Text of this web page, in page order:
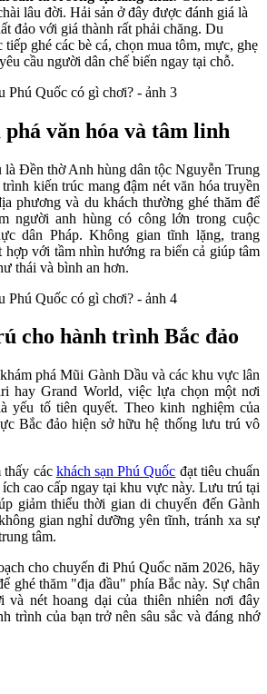
lâu đời. Hải sản ở đây được đánh giá là
đảo với giá thành rất phải chăng. Du
tiếp ghé các bè cá, chọn mua tôm, mực, ghẹ
cầu người dân chế biến ngay tại chỗ.
văn hóa và tâm linh
là Đền thờ Anh hùng dân tộc Nguyễn Trung
kiến trúc mang đậm nét văn hóa truyền
phương và du khách thường ghé thăm để
người anh hùng có công lớn trong cuộc
dân Pháp. Không gian tĩnh lặng, trang
hợp với tầm nhìn hướng ra biển cả giúp tâm
thái và bình an hơn.
cho hành trình Bắc đảo
phá Mũi Gành Dầu và các khu vực lân
hay Grand World, việc lựa chọn một nơi
yếu tố tiên quyết. Theo kinh nghiệm của
Bắc đảo hiện sở hữu hệ thống lưu trú vô
thấy các khách sạn Phú Quốc đạt tiêu chuẩn
cao cấp ngay tại khu vực này. Lưu trú tại
giảm thiểu thời gian di chuyển đến Gành
gian nghỉ dưỡng yên tĩnh, tránh xa sự
tâm.
cho chuyến đi Phú Quốc năm 2026, hãy
ghé thăm "địa đầu" phía Bắc này. Sự chân
và nét hoang dại của thiên nhiên nơi đây
trình của bạn trở nên sâu sắc và đáng nhớ